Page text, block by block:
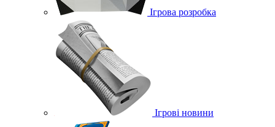
Ігрова розробка
Ігрові новини